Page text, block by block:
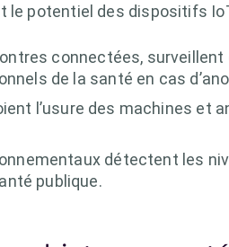
le potentiel des dispositifs
connectées, surveillent
de la santé en cas
l’usure des machines et
détectent les
publique.